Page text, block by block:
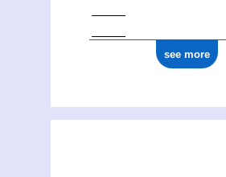
see more